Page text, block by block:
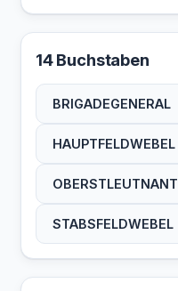
14 Buchstaben
BRIGADEGENERAL
HAUPTFELDWEBEL
OBERSTLEUTNANT
STABSFELDWEBEL